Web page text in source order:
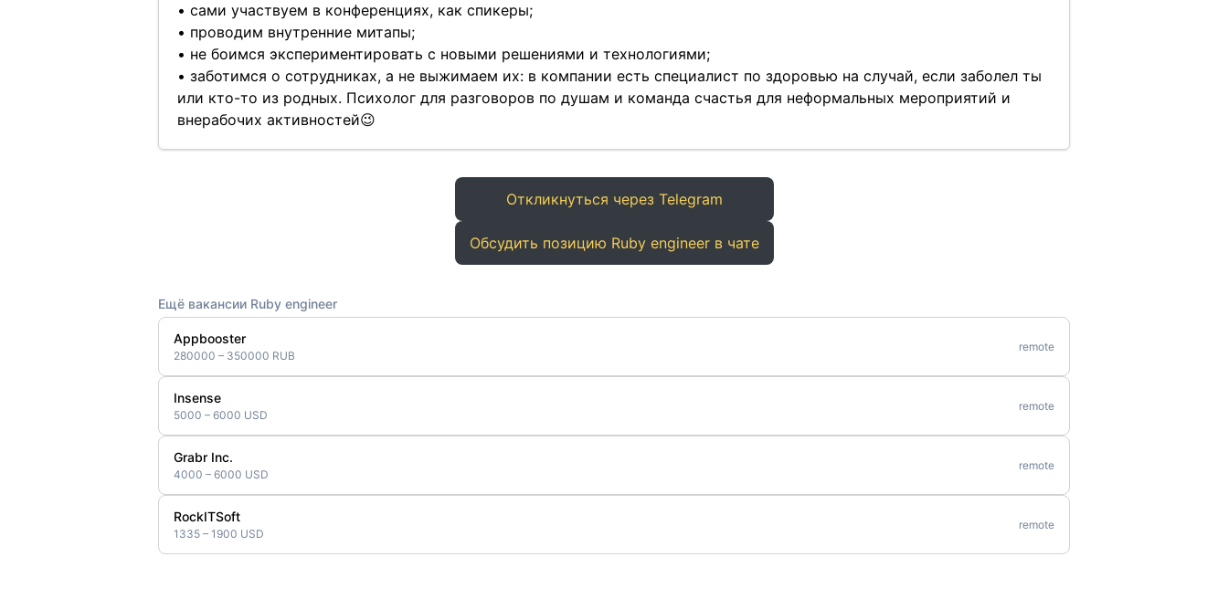
• сами участвуем в конференциях, как спикеры;
• проводим внутренние митапы;
• не боимся экспериментировать с новыми решениями и технологиями;
• заботимся о сотрудниках, а не выжимаем их: в компании есть специалист по здоровью на случай, если заболел ты
или кто-то из родных. Психолог для разговоров по душам и команда счастья для неформальных мероприятий и
внерабочих активностей😉
Откликнуться через Telegram
Обсудить позицию Ruby engineer в чате
Ещё вакансии Ruby engineer
Appbooster
280000 – 350000 RUB
remote
Insense
5000 – 6000 USD
remote
Grabr Inc.
4000 – 6000 USD
remote
RockITSoft
1335 – 1900 USD
remote